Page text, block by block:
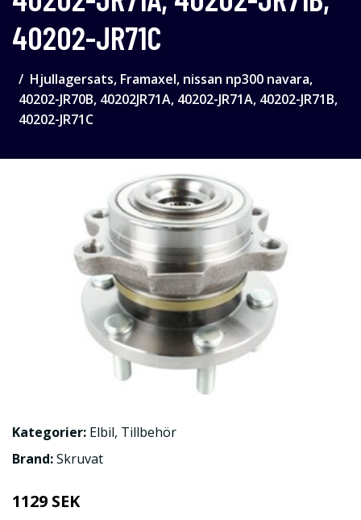
40202-JR71C
Hjullagersats, Framaxel, nissan np300 navara,
40202-JR70B, 40202JR71A, 40202-JR71A, 40202-JR71B,
40202-JR71C
Kategorier: Elbil, Tillbehör
Brand:Skruvat
1129 SEK